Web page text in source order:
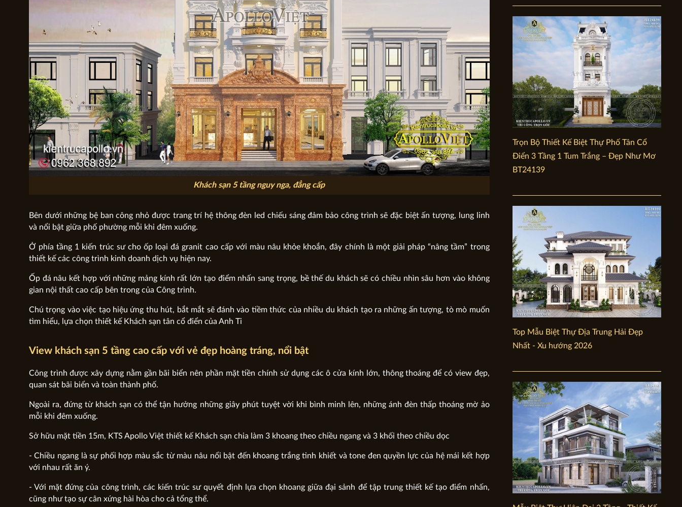
Khách sạn 5 tầng nguy nga, đẳng cấp
Bên dưới những bệ ban công nhỏ được trang trí hệ thông đèn led chiếu sáng đảm bảo công trình sẽ đặc biệt ấn tượng, lung linh
và nổi bật giữa phố phường mỗi khi đêm xuống.
Ở phía tầng 1 kiến trúc sư cho ốp loại đá granit cao cấp với màu nâu khỏe khoắn, đây chính là một giải pháp “nâng tầm” trong
thiết kế các công trình kinh doanh dịch vụ hiện nay.
Ốp đá nâu kết hợp với những mảng kính rất lớn tạo điểm nhấn sang trọng, bề thế du khách sẽ có chiều nhìn sâu hơn vào không
gian nội thất cao cấp bên trong của Công trình.
Chú trọng vào việc tạo hiệu ứng thu hút, bắt mắt sẽ đánh vào tiềm thức của nhiều du khách tạo ra những ấn tượng, tò mò muốn
tìm hiểu, lựa chọn thiết kế Khách sạn tân cổ điển của Anh Ti
View khách sạn 5 tầng cao cấp với vẻ đẹp hoàng tráng, nổi bật
Công trình được xây dựng nằm gần bãi biển nên phần mặt tiền chính sử dụng các ô cửa kính lớn, thông thoáng để có view đẹp,
quan sát bãi biển và toàn thành phố.
Ngoài ra, đứng từ khách sạn có thể tận hưởng những giây phút tuyệt vời khi bình minh lên, những ánh đèn thấp thoáng mờ ảo
mỗi khi đêm xuống.
Sở hữu mặt tiền 15m, KTS Apollo Việt thiết kế Khách sạn chia làm 3 khoang theo chiều ngang và 3 khối theo chiều dọc
- Chiều ngang là sự phối hợp màu sắc từ màu nâu nổi bật đến khoang trắng tinh khiết và tone đen quyền lực của hệ mái kết hợp
với nhau rất ăn ý.
- Với mặt đứng của công trình, các kiến trúc sư quyết định lựa chọn khoang giữa đại sảnh để tập trung thiết kế tạo điểm nhấn,
cũng như tạo sự cân xứng hài hòa cho cả tổng thể.
Trọn Bộ Thiết Kế Biệt Thự Phố Tân Cổ
Điển 3 Tầng 1 Tum Trắng – Đẹp Như Mơ
BT24139
Top Mẫu Biệt Thự Địa Trung Hải Đẹp
Nhất - Xu hướng 2026